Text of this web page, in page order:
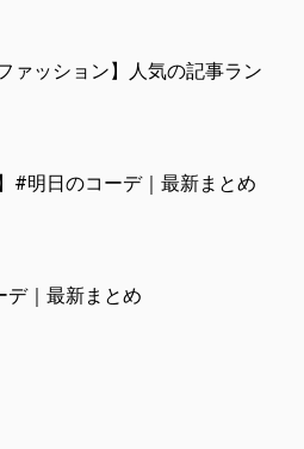
ァッション】人気の記事ラン
#明日のコーデ｜最新まとめ
デ｜最新まとめ